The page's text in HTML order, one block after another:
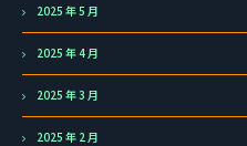
2025 年 5 月
2025 年 4 月
2025 年 3 月
2025 年 2 月